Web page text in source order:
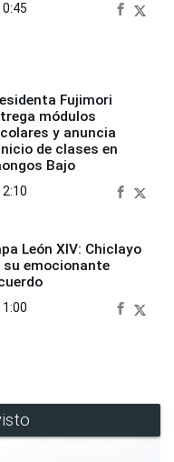
0:45
Fujimori
módulos
y anuncia
de clases en
Bajo
2:10
León XIV: Chiclayo
su emocionante
1:00